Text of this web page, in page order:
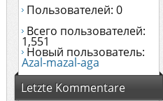
Пользователей: 0
Всего пользователей:
1,551
Новый пользователь:
Azal-mazal-aga
Letzte Kommentare